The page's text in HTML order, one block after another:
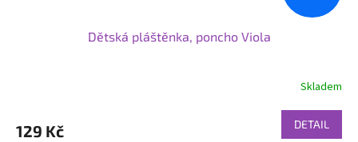
Dětská pláštěnka, poncho Viola
Skladem
129 Kč DETAIL